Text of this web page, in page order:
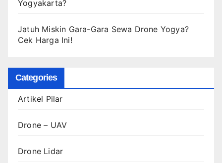
Yogyakarta?
Jatuh Miskin Gara-Gara Sewa Drone Yogya?
Cek Harga Ini!
Categories
Artikel Pilar
Drone – UAV
Drone Lidar